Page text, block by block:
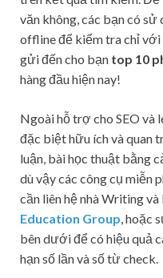
văn không, các bạn có sử
offline để kiểm tra chỉ với
gửi đến cho bạn top 10
hàng đầu hiện nay!
Ngoài hỗ trợ cho SEO và
đặc biệt hữu ích và quan
luận, bài học thuật bằng
dù vậy các công cụ miễn
cần liên hệ nhà Writing
Education Group , hoặc
bên dưới để có hiệu quả
hạn số lần và số từ check.